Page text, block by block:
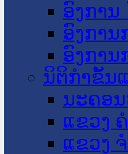
ອົງກາ
ອົງກາ
ອົງການ
ນິຕິກໍາຂັ້ນ
ນະ​ຄອ
ແຂວງ
ແຂວງ